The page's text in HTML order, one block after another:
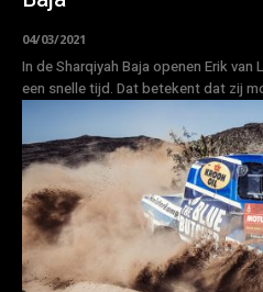
04/03/2021
In de Sharqiyah Baja openen Erik
een snelle tijd. Dat betekent dat zij